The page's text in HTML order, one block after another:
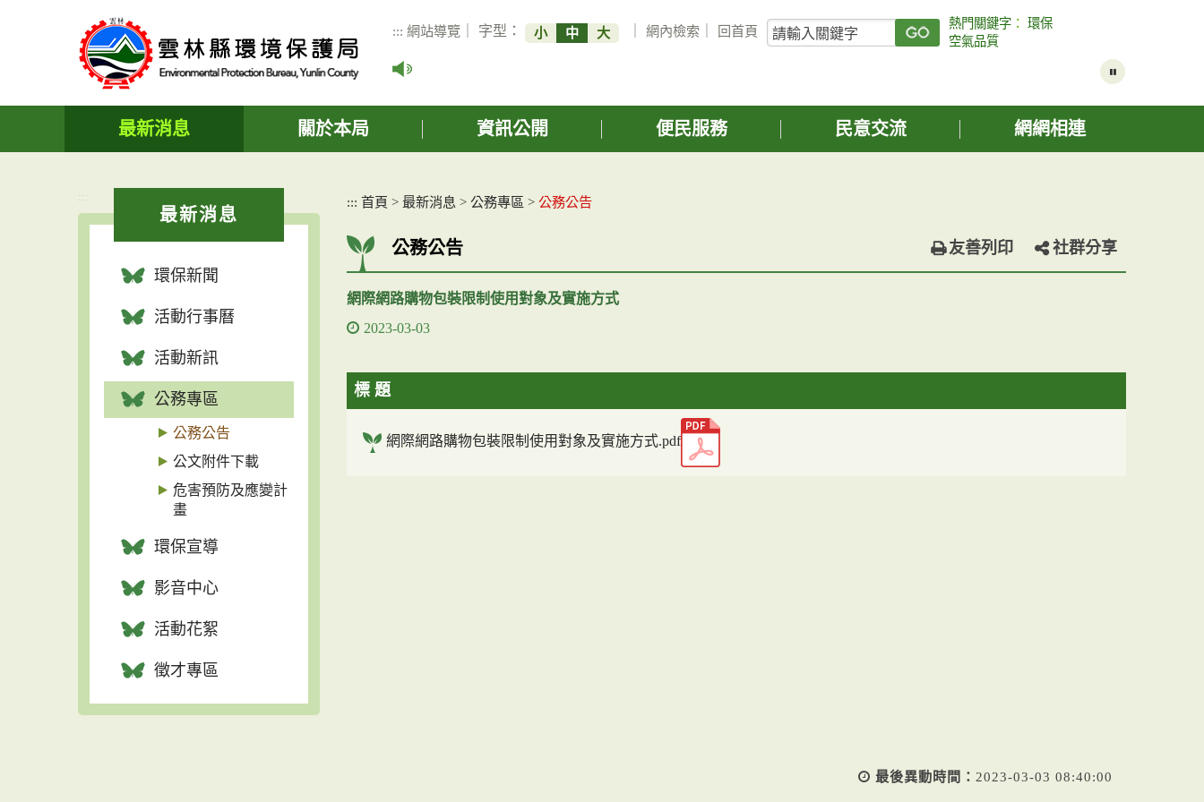
容
::: 網站導覽 ｜ 字型： 小 中 大 ｜網內檢索 回首頁
關
鍵
詢
熱門關鍵字 ：環保
空氣品質
最新消息 關於本局 資訊公開 便民服務 民意交流 網網相連
:::
最新消息
環保新聞
活動行事曆
活動新訊
公務專區
公務公告
公文附件下載
危害預防及應變計
畫
環保宣導
影音中心
活動花絮
徵才專區
::: 首頁 > 最新消息 > 公務專區 > 公務公告
公務公告 友善列印 社群分享
網際網路購物包裝限制使用對象及實施方式
2023-03-03
標 題
網際網路購物包裝限制使用對象及實施方式.pdf
最後異動時間： 2023-03-03 08:40:00